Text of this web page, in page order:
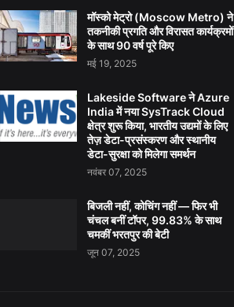
मॉस्को मेट्रो (Moscow Metro) ने
तकनीकी प्रगति और विरासत कार्यक्रमों
के साथ 90 वर्ष पूरे किए
मई 19, 2025
Lakeside Software ने Azure
India में नया SysTrack Cloud
क्षेत्र शुरू किया, भारतीय उद्यमों के लिए
तेज़ डेटा-प्रसंस्करण और स्थानीय
डेटा-सुरक्षा को मिलेगा समर्थन
नवंबर 07, 2025
बिजली नहीं, कोचिंग नहीं — फिर भी
चंचल बनीं टॉपर, 99.83% के साथ
चमकीं भरतपुर की बेटी
जून 07, 2025